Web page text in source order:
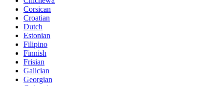
Corsican
Croatian
Dutch
Estonian
Filipino
Finnish
Frisian
Galician
Georgian